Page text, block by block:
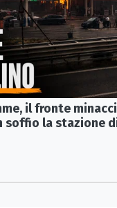
il fronte
soffio la stazione